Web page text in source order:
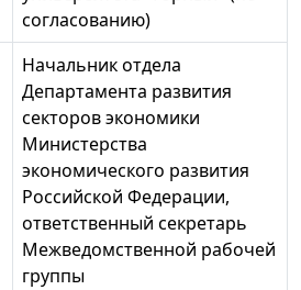
согласованию)
Начальник отдела
Департамента развития
секторов экономики
Министерства
экономического развития
Российской Федерации,
ответственный секретарь
Межведомственной рабочей
группы